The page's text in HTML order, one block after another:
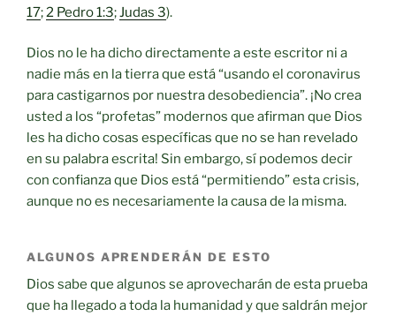
17;2 Pedro 1:3;Judas 3).
Dios no le ha dicho directamente a este escritor ni a
nadie más en la tierra que está “usando el coronavirus
para castigarnos por nuestra desobediencia”. ¡No crea
usted a los “profetas” modernos que afirman que Dios
les ha dicho cosas específicas que no se han revelado
en su palabra escrita! Sin embargo, sí podemos decir
con confianza que Dios está “permitiendo” esta crisis,
aunque no es necesariamente la causa de la misma.
ALGUNOS APRENDERÁN DE ESTO
Dios sabe que algunos se aprovecharán de esta prueba
que ha llegado a toda la humanidad y que saldrán mejor